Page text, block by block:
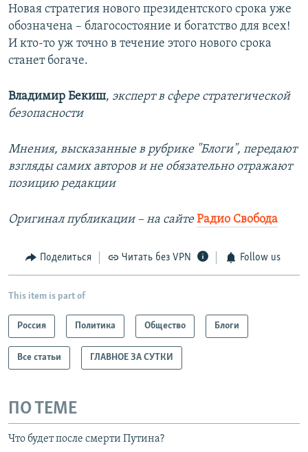
Новая стратегия нового президентского срока уже
обозначена – благосостояние и богатство для всех!
И кто-то уж точно в течение этого нового срока
станет богаче.
Владимир Бекиш, эксперт в сфере стратегической
безопасности​
Мнения, высказанные в рубрике "Блоги", передают
взгляды самих авторов и не обязательно отражают
позицию редакции
Оригинал публикации – на сайтеРадио Свобода
Поделиться Читать без VPN Follow us
This item is part of
Россия Политика Общество Блоги
Все статьи ГЛАВНОЕ ЗА СУТКИ
ПО ТЕМЕ
Что будет после смерти Путина?